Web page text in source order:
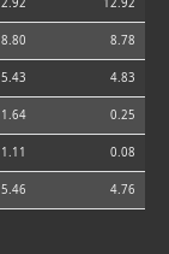
12.92 12.92
8.80 8.78
5.43 4.83
1.64 0.25
1.11 0.08
5.46 4.76